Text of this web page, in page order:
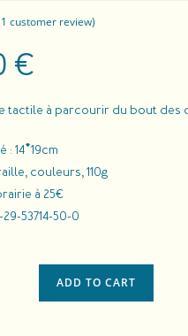
1 customer review)
€
tactile à parcourir du bout des
: 14*19cm
couleurs, 110g
à 25€
29-53714-50-0
ADD TO CART